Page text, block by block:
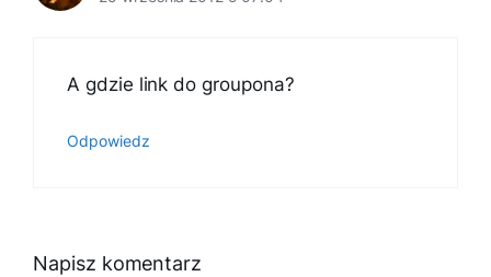
A gdzie link do groupona?
Odpowiedz
Napisz komentarz